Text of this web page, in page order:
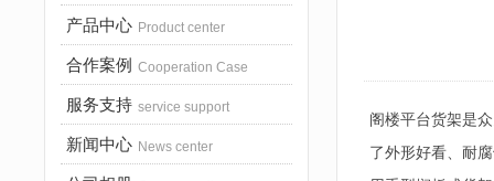
产品中心 Product center
合作案例 Cooperation Case
服务支持 service support
新闻中心 News center
阁楼平台货架是
了外形好看、耐